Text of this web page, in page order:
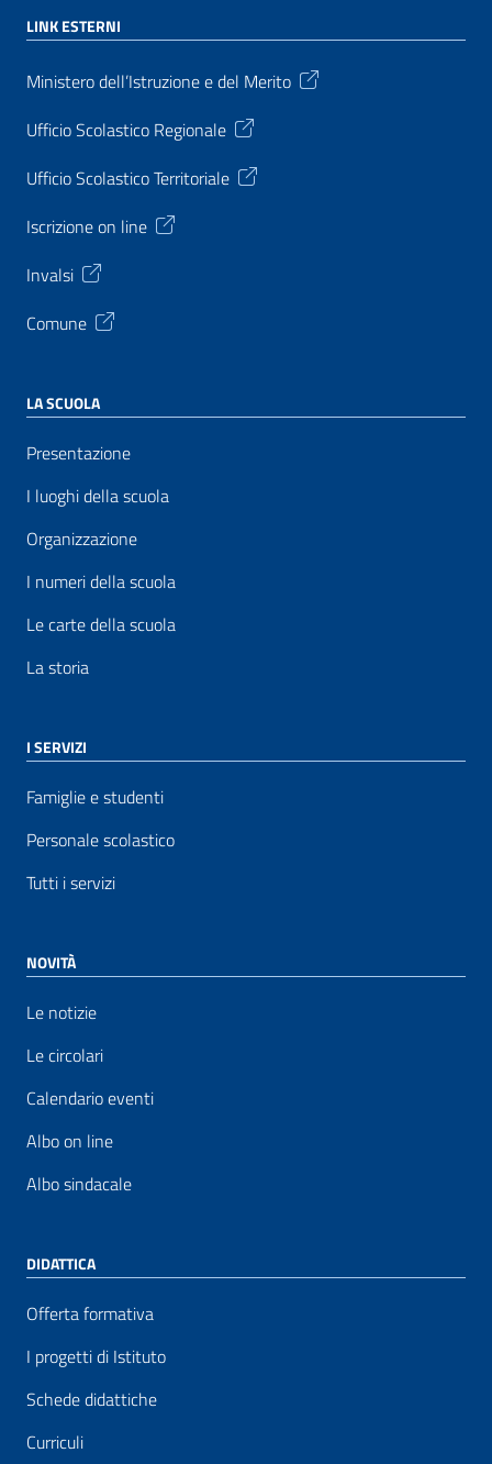
LINK ESTERNI
Ministero dell’Istruzione e del Merito
Ufficio Scolastico Regionale
Ufficio Scolastico Territoriale
Iscrizione on line
Invalsi
Comune
LA SCUOLA
Presentazione
I luoghi della scuola
Organizzazione
I numeri della scuola
Le carte della scuola
La storia
I SERVIZI
Famiglie e studenti
Personale scolastico
Tutti i servizi
NOVITÀ
Le notizie
Le circolari
Calendario eventi
Albo on line
Albo sindacale
DIDATTICA
Offerta formativa
I progetti di Istituto
Schede didattiche
Curriculi